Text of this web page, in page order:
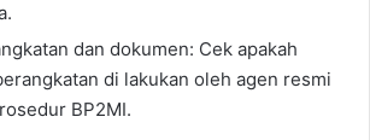
dan dokumen: Cek apakah
di lakukan oleh agen resmi
BP2MI.